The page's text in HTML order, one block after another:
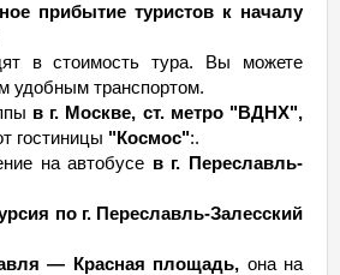
прибытие туристов к началу
в стоимость тура. Вы можете
удобным транспортом.
в г. Москве, ст. метро "ВДНХ",
гостиницы "Космос":.
на автобусе в г. Переславль-
по г. Переславль-Залесский
— Красная площадь, она на